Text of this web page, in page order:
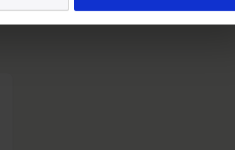
og variation i programmet. Udvalgsmedlemmer